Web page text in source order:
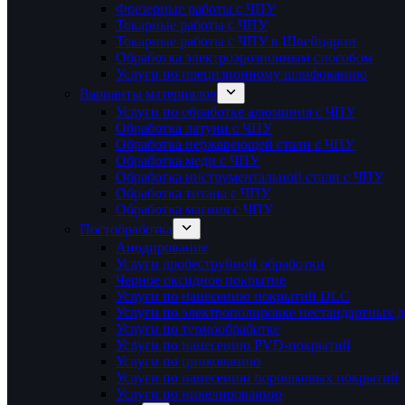
Фрезерные работы с ЧПУ
Токарные работы с ЧПУ
Токарные работы с ЧПУ в Швейцарии
Обработка электроэрозионным способом
Услуги по прецизионному шлифованию
Варианты материалов
Услуги по обработке алюминия с ЧПУ
Обработка латуни с ЧПУ
Обработка нержавеющей стали с ЧПУ
Обработка меди с ЧПУ
Обработка инструментальной стали с ЧПУ
Обработка титана с ЧПУ
Обработка магния с ЧПУ
Постобработка
Анодирование
Услуги дробеструйной обработки
Черное оксидное покрытие
Услуги по нанесению покрытий DLC
Услуги по электрополировке нестандартных
Услуги по термообработке
Услуги по нанесению PVD-покрытий
Услуги по цинкованию
Услуги по нанесению порошковых покрытий
Услуги по никелированию